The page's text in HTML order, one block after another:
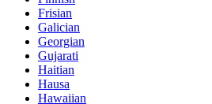
Frisian
Galician
Georgian
Gujarati
Haitian
Hausa
Hawaiian